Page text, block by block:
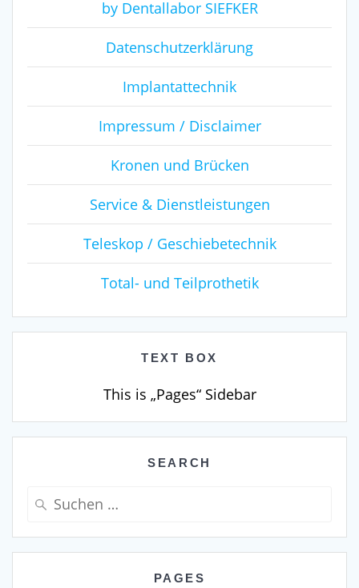
by Dentallabor SIEFKER
Datenschutzerklärung
Implantattechnik
Impressum / Disclaimer
Kronen und Brücken
Service & Dienstleistungen
Teleskop / Geschiebetechnik
Total- und Teilprothetik
TEXT BOX
This is „Pages“ Sidebar
SEARCH
PAGES